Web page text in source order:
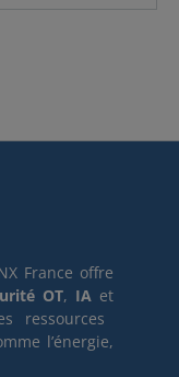
France offre
OT, IA et
ressources
l’énergie,